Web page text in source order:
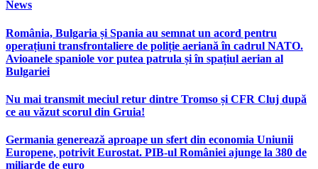
News
România, Bulgaria și Spania au semnat un acord pentru
operațiuni transfrontaliere de poliție aeriană în cadrul NATO.
Avioanele spaniole vor putea patrula și în spațiul aerian al
Bulgariei
Nu mai transmit meciul retur dintre Tromso și CFR Cluj după
ce au văzut scorul din Gruia!
Germania generează aproape un sfert din economia Uniunii
Europene, potrivit Eurostat. PIB-ul României ajunge la 380 de
miliarde de euro